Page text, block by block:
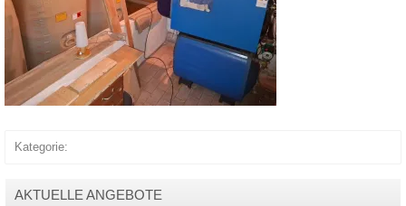
Kategorie:
AKTUELLE ANGEBOTE